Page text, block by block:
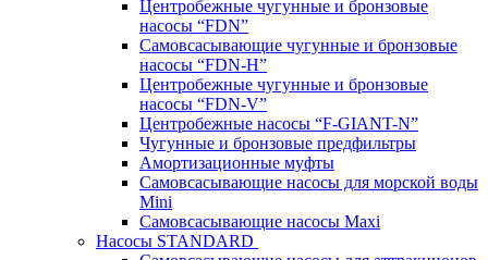
Центробежные чугунные и бронзовые
насосы “FDN”
Самовсасывающие чугунные и бронзовые
насосы “FDN-Н”
Центробежные чугунные и бронзовые
насосы “FDN-V”
Центробежные насосы “F-GIANT-N”
Чугунные и бронзовые предфильтры
Амортизационные муфты
Самовсасывающие насосы для морской воды
Mini
Самовсасывающие насосы Maxi
Насосы STANDARD